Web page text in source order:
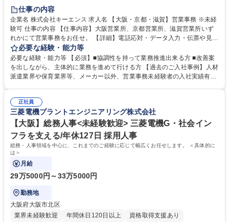
土日祝休み
仕事の内容
企業名 株式会社キーエンス 求人名 【大阪・京都・滋賀】営業事務 ※未経
験可 仕事の内容 【仕事内容】大阪営業所、京都営業所、滋賀営業所いず
れかにて営業事務をお任せ。 【詳細】電話応対・データ入力・伝票や見積
の作成・カタログ送付・来客対応・営業所内で発生する事務業務や業務改
善をお任せ。 【教育制度】ご入社後、育成担当とペアになりながらOJTに
て業務を覚えていただくことが可能です。業務システムがきちんと構築さ
れているため、スムーズに仕事に慣れることができる環境です。また、
募集職種 【大阪・京都・滋賀】営業事務 ※未経験可
必要な経験・能力等
必要な経験・能力等 【必須】■協調性を持って業務推進出来る方 ■改善案
を出しながら、主体的に業務を進めて行ける方 【過去のご入社事例】人材
派遣業界や保育業界等、メーカー以外、営業事務未経験者の入社実績有
えて、お客様や社員の状況に合わせ、能動的なサポート、改善の動きも期
待され。組織を支えるスペシャリストとして、チームに貢献し、結果的に
社員から頼られる存在になることができます。平均19:30の退勤以降の業
務の持ち帰りも禁止されており、メリハリのある働き方となります。 学
歴・資格 学歴：大学院 大学 高専 短大 語学力： 資格：
正社員
三菱電機プラントエンジニアリング株式会社
【大阪】総務人事<未経験歓迎> 三菱電機G・社会イン
フラを支える/年休127日 採用人事
総務・人事領域を中心に、これまでのご経験に応じて幅広くお任せします。 ＜具体的に
は＞
月給
29万5000円～33万5000円
勤務地
大阪府大阪市北区
業界未経験歓迎
年間休日120日以上 資格取得支援あり